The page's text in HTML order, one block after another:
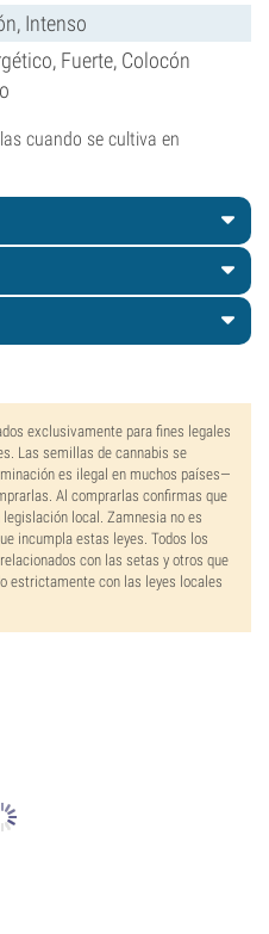
Intenso
Fuerte, Colocón
cuando se cultiva en
exclusivamente para fines legales
Las semillas de cannabis se
es ilegal en muchos países—
Al comprarlas confirmas que
local. Zamnesia no es
incumpla estas leyes. Todos los
con las setas y otros que
estrictamente con las leyes locales